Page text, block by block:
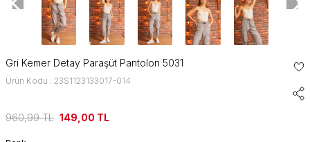
Gri Kemer Detay Paraşüt Pantolon 5031
Ürün Kodu : 23S1123133017-014
960,99TL 149,00 TL